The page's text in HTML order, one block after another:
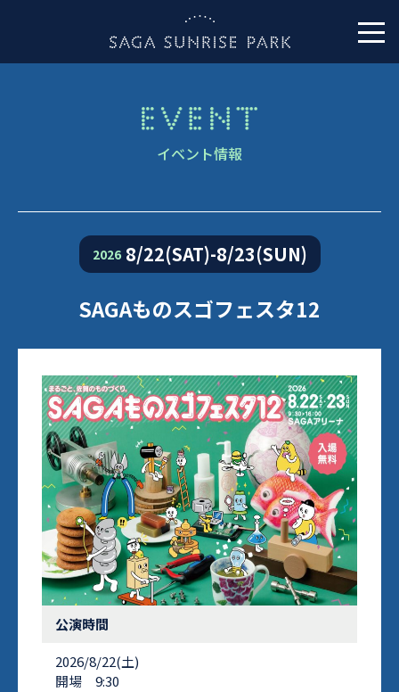
イベント情報
2026 8/22(SAT)-8/23(SUN)
SAGAものスゴフェスタ12
公演時間
2026/8/22(土)
開場 9:30